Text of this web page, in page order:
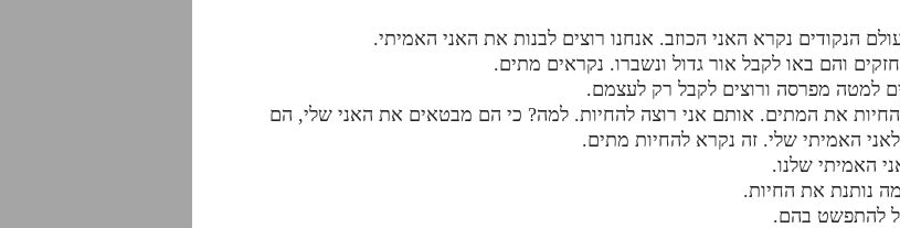
הנקודים נקרא האני הכוזב. אנחנו רוצים לבנות את האני האמיתי.
והם באו לקבל אור גדול ונשברו. נקראים מתים.
למטה מפרסה ורוצים לקבל רק לעצמם.
את המתים. אותם אני רוצה להחיות. למה? כי הם מבטאים את האני שלי, הם
האמיתי שלי. זה נקרא להחיות מתים.
האמיתי שלנו.
נותנת את החיות.
להתפשט בהם.